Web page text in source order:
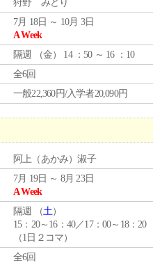
狩野 みどり
7月 18日 ～ 10月 3日
A Week
隔週 （金） 14 ：50 ～ 16 ：10
全6回
一般22,360円/入学者20,090円
阿上（あかみ）淑子
7月 19日 ～ 8月 23日
A Week
隔週 （土）
15：20～16：40／17：00～18：20
（1日２コマ）
全6回